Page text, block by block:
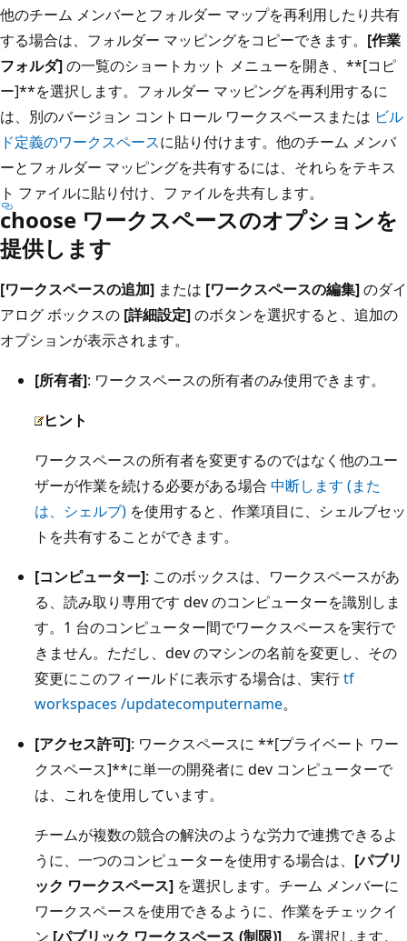
他のチーム メンバーとフォルダー マップを再利用したり共有
する場合は、フォルダー マッピングをコピーできます。 [作業
フォルダ]の一覧のショートカット メニューを開き、**[コピ
ー]**を選択します。フォルダー マッピングを再利用するに
は、別のバージョン コントロール ワークスペースまたは ビル
ド定義のワークスペースに貼り付けます。他のチーム メンバ
ーとフォルダー マッピングを共有するには、それらをテキス
ト ファイルに貼り付け、ファイルを共有します。
choose ワークスペースのオプションを
提供します
[ワークスペースの追加] または [ワークスペースの編集]のダイ
アログ ボックスの [詳細設定]のボタンを選択すると、追加の
オプションが表示されます。
[所有者]: ワークスペースの所有者のみ使用できます。
ヒント
ワークスペースの所有者を変更するのではなく他のユー
ザーが作業を続ける必要がある場合 中断します (また
は、シェルブ) を使用すると、作業項目に、シェルブセッ
トを共有することができます。
[コンピューター]: このボックスは、ワークスペースがあ
る、読み取り専用です dev のコンピューターを識別しま
す。1 台のコンピューター間でワークスペースを実行で
きません。ただし、dev のマシンの名前を変更し、その
変更にこのフィールドに表示する場合は、実行tf
workspaces /updatecomputername。
[アクセス許可]: ワークスペースに **[プライベート ワー
クスペース]**に単一の開発者に dev コンピューターで
は、これを使用しています。
チームが複数の競合の解決のような労力で連携できるよ
うに、一つのコンピューターを使用する場合は、 [パブリ
ック ワークスペース] を選択します。チーム メンバーに
ワークスペースを使用できるように、作業をチェックイ
ン [パブリック ワークスペース (制限)] 、を選択します。